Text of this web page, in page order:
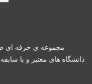
مجموعه ی حرفه ای
دانشگاه های معتبر و با